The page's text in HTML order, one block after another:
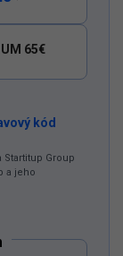
65€
kód
Group
a jeho